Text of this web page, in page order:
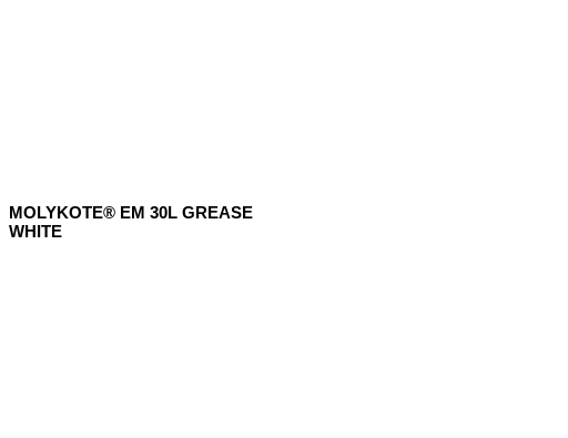
MOLYKOTE® EM 30L GREASE
WHITE